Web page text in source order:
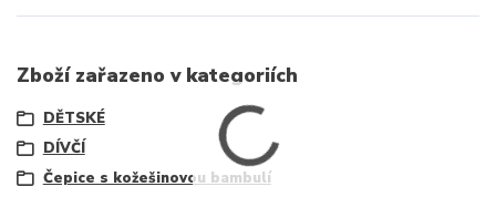
Zboží zařazeno v kategoriích
DĚTSKÉ
DÍVČÍ
Čepice s kožešinovou bambulí